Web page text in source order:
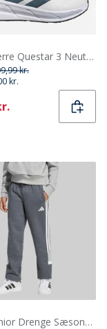
adidas Herre Questar 3 Neutrale Løbesko Cloud White/Core Black/Pure Ruby
kr.
kr.
adidas Junior Drenge Sæsonens Essentielle Tiberio 3 Striber Joggebukser Drak Grey/Hvid/Wonder Sage